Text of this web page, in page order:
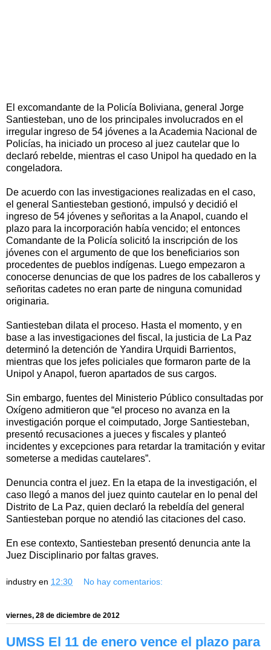
El excomandante de la Policía Boliviana, general Jorge
Santiesteban, uno de los principales involucrados en el
irregular ingreso de 54 jóvenes a la Academia Nacional de
Policías, ha iniciado un proceso al juez cautelar que lo
declaró rebelde, mientras el caso Unipol ha quedado en la
congeladora.
De acuerdo con las investigaciones realizadas en el caso,
el general Santiesteban gestionó, impulsó y decidió el
ingreso de 54 jóvenes y señoritas a la Anapol, cuando el
plazo para la incorporación había vencido; el entonces
Comandante de la Policía solicitó la inscripción de los
jóvenes con el argumento de que los beneficiarios son
procedentes de pueblos indígenas. Luego empezaron a
conocerse denuncias de que los padres de los caballeros y
señoritas cadetes no eran parte de ninguna comunidad
originaria.
Santiesteban dilata el proceso. Hasta el momento, y en
base a las investigaciones del fiscal, la justicia de La Paz
determinó la detención de Yandira Urquidi Barrientos,
mientras que los jefes policiales que formaron parte de la
Unipol y Anapol, fueron apartados de sus cargos.
Sin embargo, fuentes del Ministerio Público consultadas por
Oxígeno admitieron que “el proceso no avanza en la
investigación porque el coimputado, Jorge Santiesteban,
presentó recusaciones a jueces y fiscales y planteó
incidentes y excepciones para retardar la tramitación y evitar
someterse a medidas cautelares”.
Denuncia contra el juez. En la etapa de la investigación, el
caso llegó a manos del juez quinto cautelar en lo penal del
Distrito de La Paz, quien declaró la rebeldía del general
Santiesteban porque no atendió las citaciones del caso.
En ese contexto, Santiesteban presentó denuncia ante la
Juez Disciplinario por faltas graves.
industry en 12:30 No hay comentarios:
viernes, 28 de diciembre de 2012
UMSS El 11 de enero vence el plazo para